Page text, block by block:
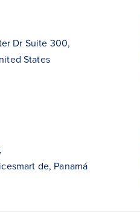
Dr Suite 300,
States
de, Panamá